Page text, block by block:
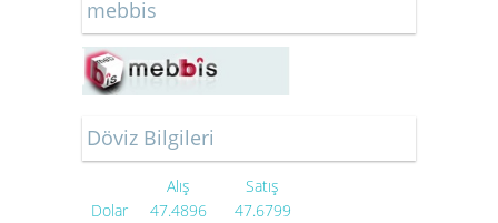
mebbis
Döviz Bilgileri
Alış
Satış
Dolar
47.4896
47.6799